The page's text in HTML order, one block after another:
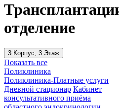
отделение
3 Корпус, 3 Этаж
Показать все
Поликлиника
Поликлиника-Платные услуги
Дневной стационар Кабинет
консультативного приёма